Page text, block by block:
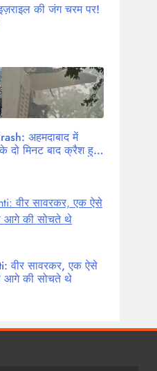
की जंग चरम पर!
अहमदाबाद में
दो मिनट बाद क्रैश हुआ
लोग थे सवार
वीर सावरकर, एक ऐसे
आगे की सोचते थे